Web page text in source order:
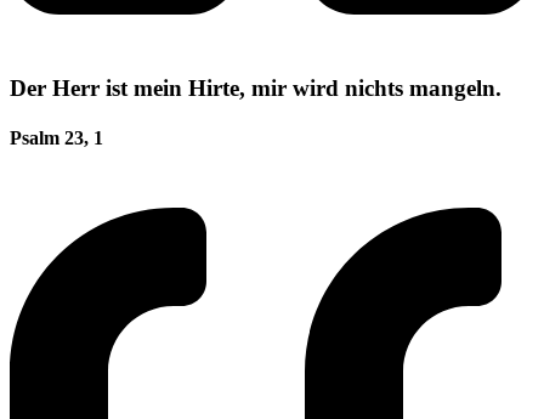
Der Herr ist mein Hirte, mir wird nichts mangeln.
Psalm 23, 1